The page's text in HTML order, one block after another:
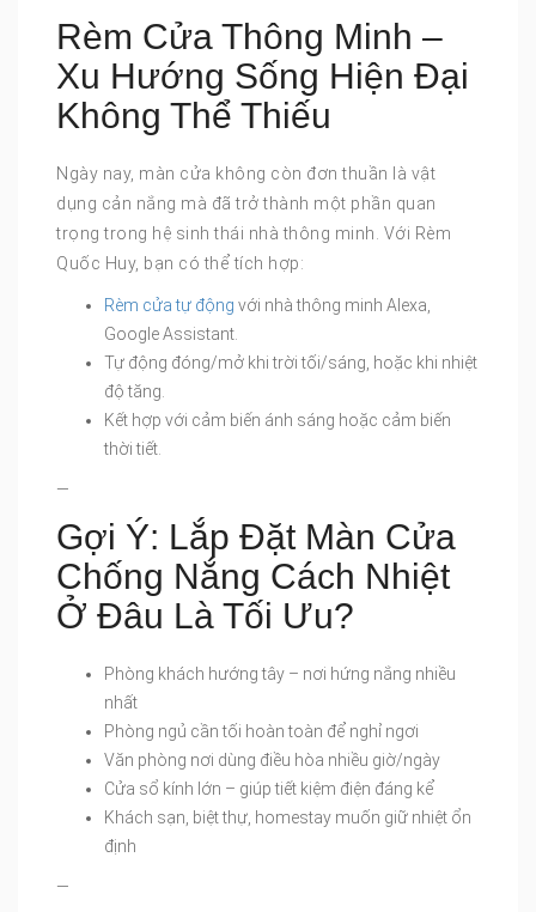
Rèm Cửa Thông Minh –
Xu Hướng Sống Hiện Đại
Không Thể Thiếu
Ngày nay, màn cửa không còn đơn thuần là vật
dụng cản nắng mà đã trở thành một phần quan
trọng trong hệ sinh thái nhà thông minh. Với Rèm
Quốc Huy, bạn có thể tích hợp:
Rèm cửa tự động với nhà thông minh Alexa,
Google Assistant.
Tự động đóng/mở khi trời tối/sáng, hoặc khi nhiệt
độ tăng.
Kết hợp với cảm biến ánh sáng hoặc cảm biến
thời tiết.
—
Gợi Ý: Lắp Đặt Màn Cửa
Chống Nắng Cách Nhiệt
Ở Đâu Là Tối Ưu?
Phòng khách hướng tây – nơi hứng nắng nhiều
nhất
Phòng ngủ cần tối hoàn toàn để nghỉ ngơi
Văn phòng nơi dùng điều hòa nhiều giờ/ngày
Cửa sổ kính lớn – giúp tiết kiệm điện đáng kể
Khách sạn, biệt thự, homestay muốn giữ nhiệt ổn
định
—